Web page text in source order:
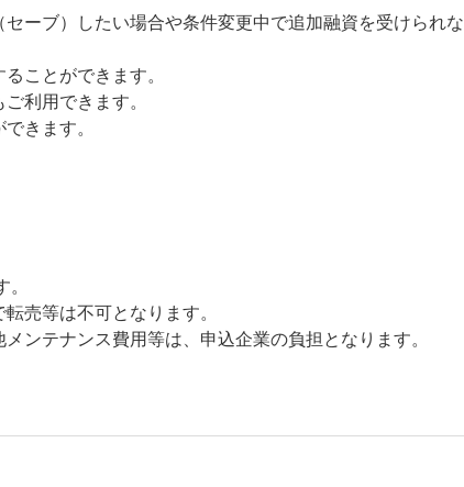
ーブ）したい場合や条件変更中で追加融資を受けられな
ことができます。
利用できます。
きます。
売等は不可となります。
ンテナンス費用等は、申込企業の負担となります。